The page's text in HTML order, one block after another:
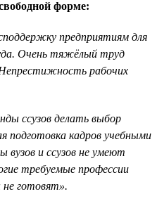
форме:
предприятиям для
Очень тяжёлый труд
рабочих
ссузов делать выбор
подготовка кадров учебными
вузов и ссузов не умеют
требуемые профессии
не готовят».